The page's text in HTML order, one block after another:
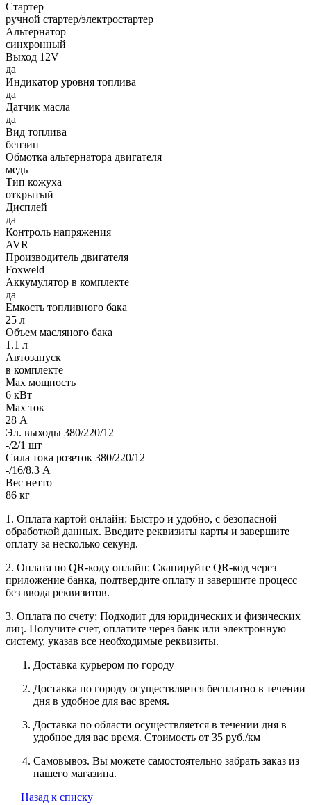
Стартер
ручной стартер/электростартер
Альтернатор
синхронный
Выход 12V
да
Индикатор уровня топлива
да
Датчик масла
да
Вид топлива
бензин
Обмотка альтернатора двигателя
медь
Тип кожуха
открытый
Дисплей
да
Контроль напряжения
AVR
Производитель двигателя
Foxweld
Аккумулятор в комплекте
да
Емкость топливного бака
25 л
Объем масляного бака
1.1 л
Автозапуск
в комплекте
Max мощность
6 кВт
Max ток
28 А
Эл. выходы 380/220/12
-/2/1 шт
Сила тока розеток 380/220/12
-/16/8.3 А
Вес нетто
86 кг
1. Оплата картой онлайн: Быстро и удобно, с безопасной
обработкой данных. Введите реквизиты карты и завершите
оплату за несколько секунд.
2. Оплата по QR-коду онлайн: Сканируйте QR-код через
приложение банка, подтвердите оплату и завершите процесс
без ввода реквизитов.
3. Оплата по счету: Подходит для юридических и физических
лиц. Получите счет, оплатите через банк или электронную
систему, указав все необходимые реквизиты.
Доставка курьером по городу
Доставка по городу осуществляется бесплатно в течении
дня в удобное для вас время.
Доставка по области осуществляется в течении дня в
удобное для вас время. Стоимость от 35 руб./км
Самовывоз. Вы можете самостоятельно забрать заказ из
нашего магазина.
Назад к списку